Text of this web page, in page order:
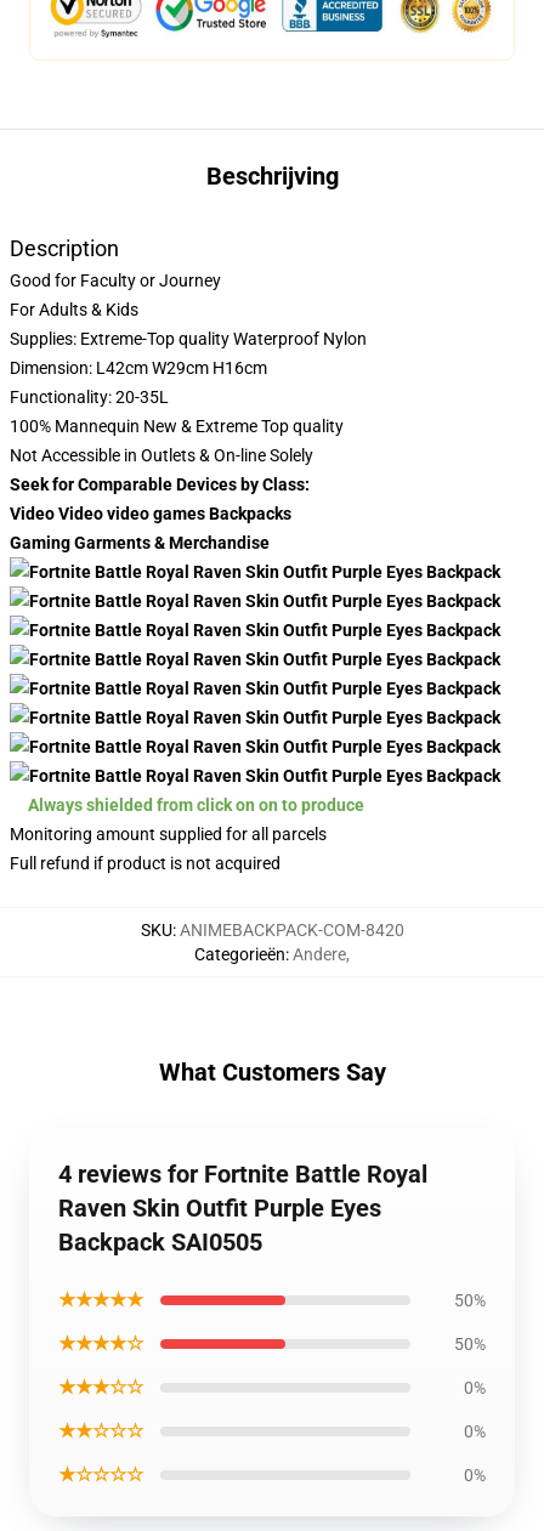
Beschrijving
Description
Good for Faculty or Journey
For Adults & Kids
Supplies: Extreme-Top quality Waterproof Nylon
Dimension: L42cm W29cm H16cm
Functionality: 20-35L
100% Mannequin New & Extreme Top quality
Not Accessible in Outlets & On-line Solely
Seek for Comparable Devices by Class:
Video Video video games Backpacks
Gaming Garments & Merchandise
Always shielded from click on on to produce
Monitoring amount supplied for all parcels
Full refund if product is not acquired
SKU:ANIMEBACKPACK-COM-8420
Categorieën:Andere,
What Customers Say
4 reviews for Fortnite Battle Royal
Raven Skin Outfit Purple Eyes
Backpack SAI0505
★★★★★ 50%
★★★★☆ 50%
★★★☆☆ 0%
★★☆☆☆ 0%
★☆☆☆☆ 0%